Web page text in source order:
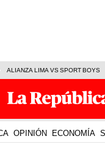
ALIANZA LIMA VS SPORT BOYS
OPINIÓN ECONOMÍA